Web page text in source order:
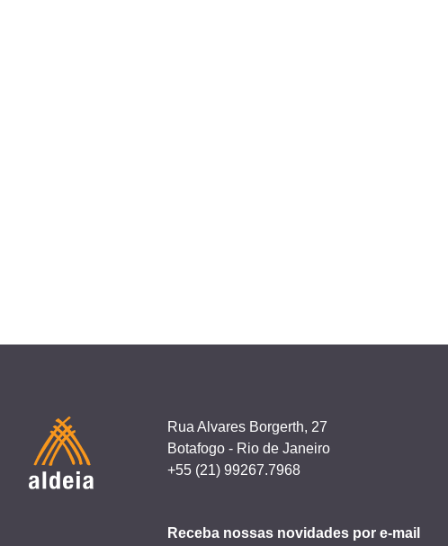
Rua Alvares Borgerth, 27
Botafogo - Rio de Janeiro
+55 (21) 99267.7968
Receba nossas novidades por e-mail